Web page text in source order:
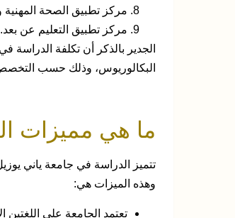
مركز تطبيق الصحة المهنية
مركز تطبيق التعليم عن بعد.
البكالوريوس، وذلك حسب
ما هي مميزات
تتميز الدراسة في جامعة ياني
وهذه الميزات هي:
تعتمد الجامعة على اللغتين